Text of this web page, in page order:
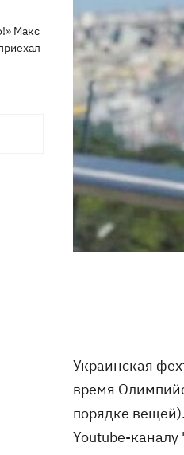
Макс
Украинская
время
порядке
Youtube-